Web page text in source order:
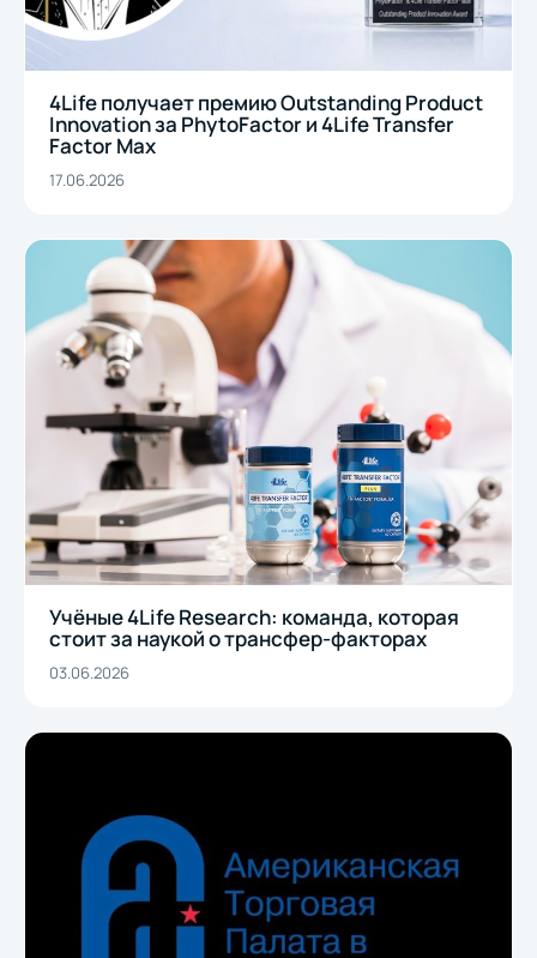
4Life получает премию Outstanding Product
Innovation за PhytoFactor и 4Life Transfer
Factor Max
17.06.2026
Учёные 4Life Research: команда, которая
стоит за наукой о трансфер-факторах
03.06.2026